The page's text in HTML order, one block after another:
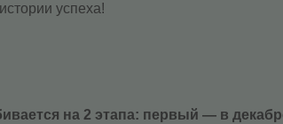
успеха!
на 2 этапа: первый — в